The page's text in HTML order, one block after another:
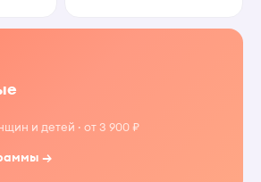
и детей · от 3 900 ₽
→